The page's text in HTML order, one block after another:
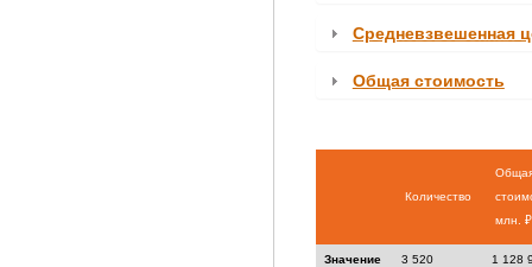
Средневзвешенная
Общая стоимость
Количество
млн. ₽
Значение 3 520 1 128